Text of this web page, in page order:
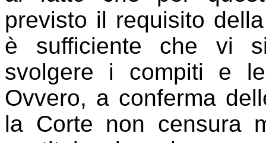
previsto il requisito
è sufficiente che vi
svolgere i compiti e
Ovvero, a conferma
la Corte non censura